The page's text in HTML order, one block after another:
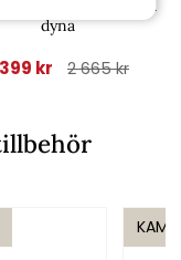
fåtölj - antracit/sand
dyna
kr 2 665 kr